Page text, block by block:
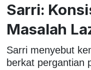
Sarri:
Masalah
Sarri menyebut
berkat pergantian